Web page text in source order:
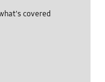
covered